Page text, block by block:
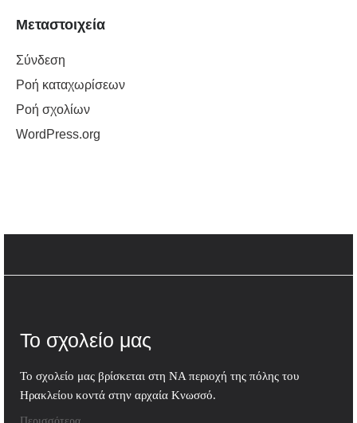
Μεταστοιχεία
Σύνδεση
Ροή καταχωρίσεων
Ροή σχολίων
WordPress.org
Το σχολείο μας
Το σχολείο μας βρίσκεται στη ΝΑ περιοχή της πόλης του
Ηρακλείου κοντά στην αρχαία Κνωσσό.